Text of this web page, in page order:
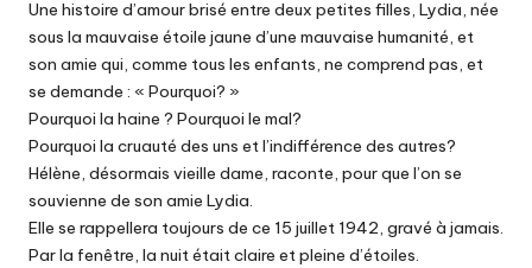
Une histoire d’amour brisé entre deux petites filles, Lydia, née
sous la mauvaise étoile jaune d’une mauvaise humanité, et
son amie qui, comme tous les enfants, ne comprend pas, et
se demande : « Pourquoi? »
Pourquoi la haine ? Pourquoi le mal?
Pourquoi la cruauté des uns et l’indifférence des autres?
Hélène, désormais vieille dame, raconte, pour que l’on se
souvienne de son amie Lydia.
Elle se rappellera toujours de ce 15 juillet 1942, gravé à jamais.
Par la fenêtre, la nuit était claire et pleine d’étoiles.